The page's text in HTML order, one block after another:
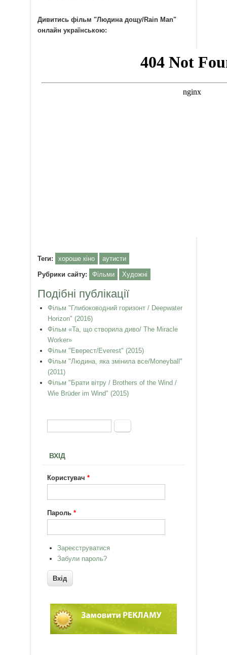
Дивитись фільм "Людина дощу/Rain Man"
онлайн українською:
Теги: хороше кіно аутисти
Рубрики сайту: Фільми Художні
Подібні публікації
Фільм "Глибоководний горизонт / Deepwater
Horizon" (2016)
Фільм «Та, що створила диво/ The Miracle
Worker»
Фільм "Еверест/Everest" (2015)
Фільм "Людина, яка змінила все/Moneyball"
(2011)
Фільм "Брати вітру / Brothers of the Wind /
Wie Brüder im Wind" (2015)
Пошукова форма
Пошук
ВХІД
Користувач*
Пароль*
Зареєструватися
Забули пароль?